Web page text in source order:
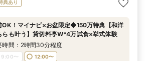
典あり
OK！マイナビ×お盆限定◆150万特典【和洋
らも叶う】貸切料亭W*4万試食×挙式体験
時間：2時間30分程度
9:00〜
12:00〜